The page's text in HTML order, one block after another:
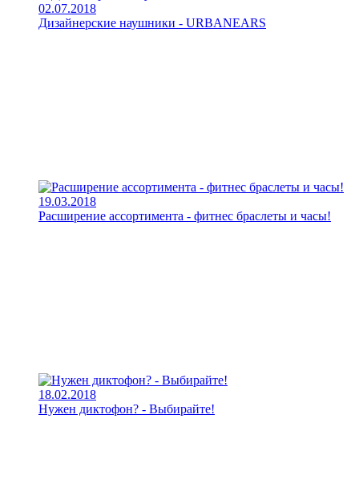
02.07.2018
Дизайнерские наушники - URBANEARS
19.03.2018
Расширение ассортимента - фитнес браслеты и часы!
18.02.2018
Нужен диктофон? - Выбирайте!